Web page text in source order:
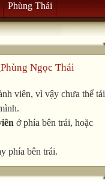
Phùng Thái
Ngọc Thái
viên, vì vậy chưa thể tải
ở phía bên trái, hoặc
phía bên trái.